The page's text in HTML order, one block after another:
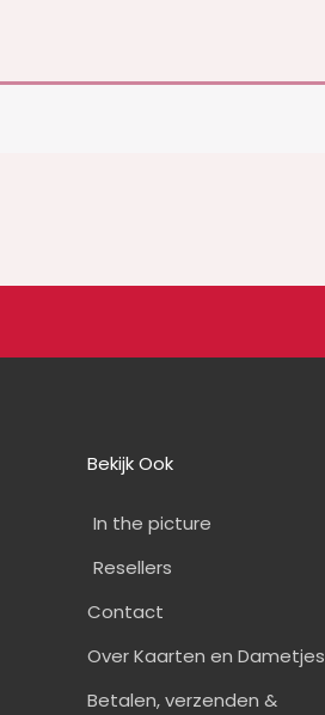
Bekijk Ook
In the picture
Resellers
Contact
Over Kaarten en Dametjes
Betalen, verzenden &